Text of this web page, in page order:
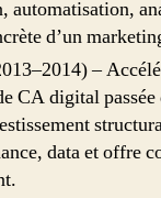
automatisation,
d’un
–
CA digital
data et offre